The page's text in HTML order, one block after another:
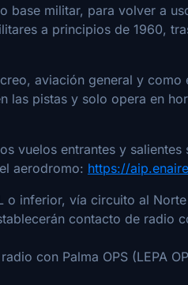
base militar, para volver a
a principios de 1960,
aviación general y como
las pistas y solo opera en
vuelos entrantes y salientes
aerodromo: https://
o inferior, vía circuito al
contacto de radio
con Palma OPS (LEPA